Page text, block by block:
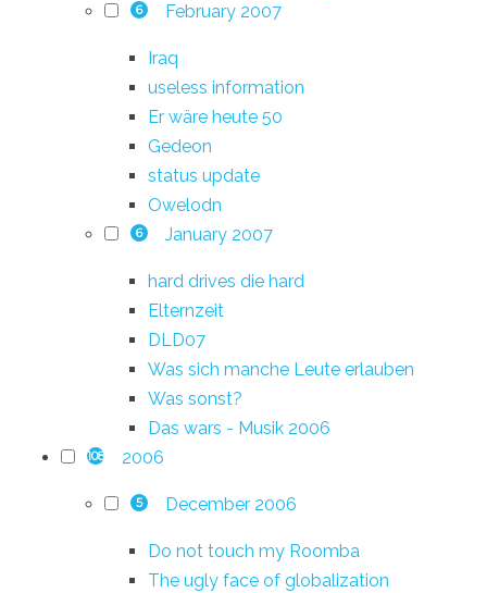
6 February 2007
Iraq
useless information
Er wäre heute 50
Gedeon
status update
Owelodn
6 January 2007
hard drives die hard
Elternzeit
DLD07
Was sich manche Leute erlauben
Was sonst?
Das wars - Musik 2006
108 2006
5 December 2006
Do not touch my Roomba
The ugly face of globalization